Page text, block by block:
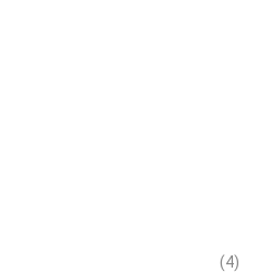
(4)